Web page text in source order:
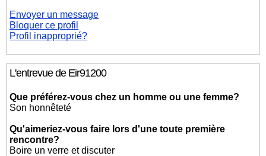
Envoyer un message
Bloquer ce profil
Profil inapproprié?
L'entrevue de Eir91200
Que préférez-vous chez un homme ou une femme?
Son honnêteté
Qu'aimeriez-vous faire lors d'une toute première
rencontre?
Boire un verre et discuter